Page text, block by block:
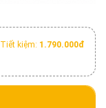
Tiết kiệm: 1.790.000đ